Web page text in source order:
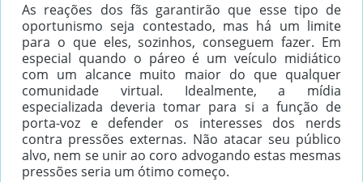
As reações dos fãs garantirão que esse tipo de
oportunismo seja contestado, mas há um limite
para o que eles, sozinhos, conseguem fazer. Em
especial quando o páreo é um veículo midiático
com um alcance muito maior do que qualquer
comunidade virtual. Idealmente, a mídia
especializada deveria tomar para si a função de
porta-voz e defender os interesses dos nerds
contra pressões externas. Não atacar seu público
alvo, nem se unir ao coro advogando estas mesmas
pressões seria um ótimo começo.